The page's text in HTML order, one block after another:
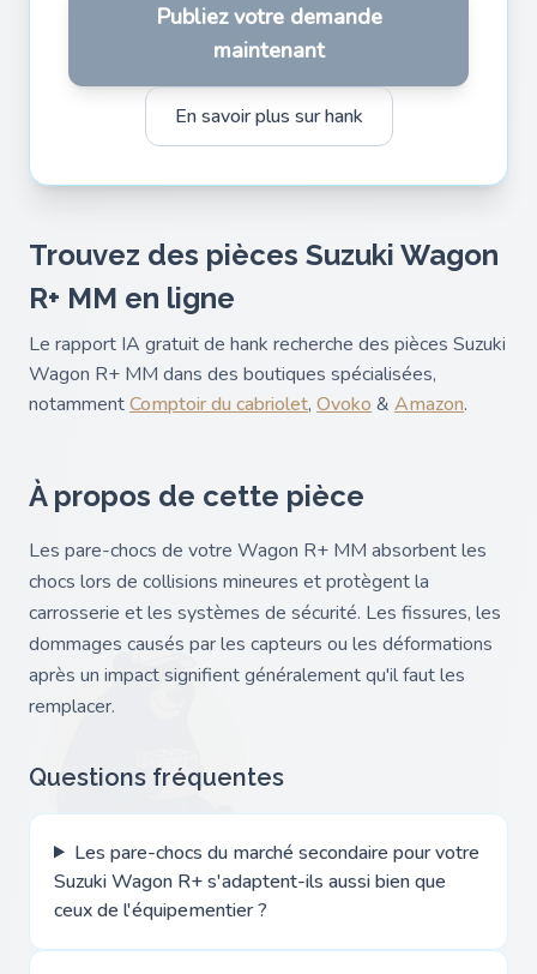
Publiez votre demande
maintenant
En savoir plus sur hank
Trouvez des pièces Suzuki Wagon
R+ MM en ligne
Le rapport IA gratuit de hank recherche des pièces Suzuki
Wagon R+ MM dans des boutiques spécialisées,
notammentComptoir du cabriolet, Ovoko & Amazon.
À propos de cette pièce
Les pare-chocs de votre Wagon R+ MM absorbent les
chocs lors de collisions mineures et protègent la
carrosserie et les systèmes de sécurité. Les fissures, les
dommages causés par les capteurs ou les déformations
après un impact signifient généralement qu'il faut les
remplacer.
Questions fréquentes
Les pare-chocs du marché secondaire pour votre
Suzuki Wagon R+ s'adaptent-ils aussi bien que
ceux de l'équipementier ?